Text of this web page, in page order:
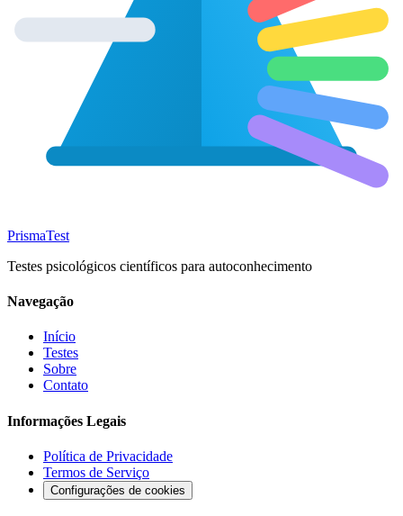
PrismaTest
Testes psicológicos científicos para autoconhecimento
Navegação
Início
Testes
Sobre
Contato
Informações Legais
Política de Privacidade
Termos de Serviço
Configurações de cookies